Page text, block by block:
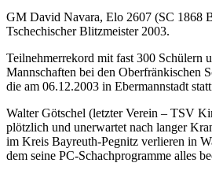
GM David Navara, Elo 2607 (SC 1868
Tschechischer Blitzmeister 2003.
Teilnehmerrekord mit fast 300 Schülern
Mannschaften bei den Oberfränkischen
die am 06.12.2003 in Ebermannstadt
Walter Götschel (letzter Verein – TSV
plötzlich und unerwartet nach langer
im Kreis Bayreuth-Pegnitz verlieren in
dem seine PC-Schachprogramme alles